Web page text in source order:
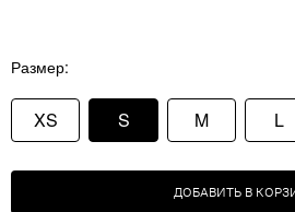
Размер
XS S M L
ДОБАВИТЬ В